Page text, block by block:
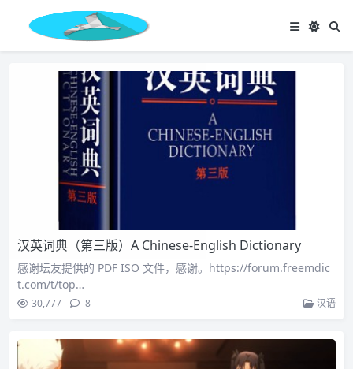
汉英词典（第三版）A Chinese-English Dictionary
感谢坛友提供的 PDF ISO 文件，感谢。https://forum.freemdic
t.com/t/top…
30,777 8 汉语